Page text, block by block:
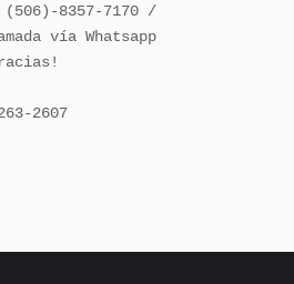
8357-7170 /
vía Whatsapp
2607